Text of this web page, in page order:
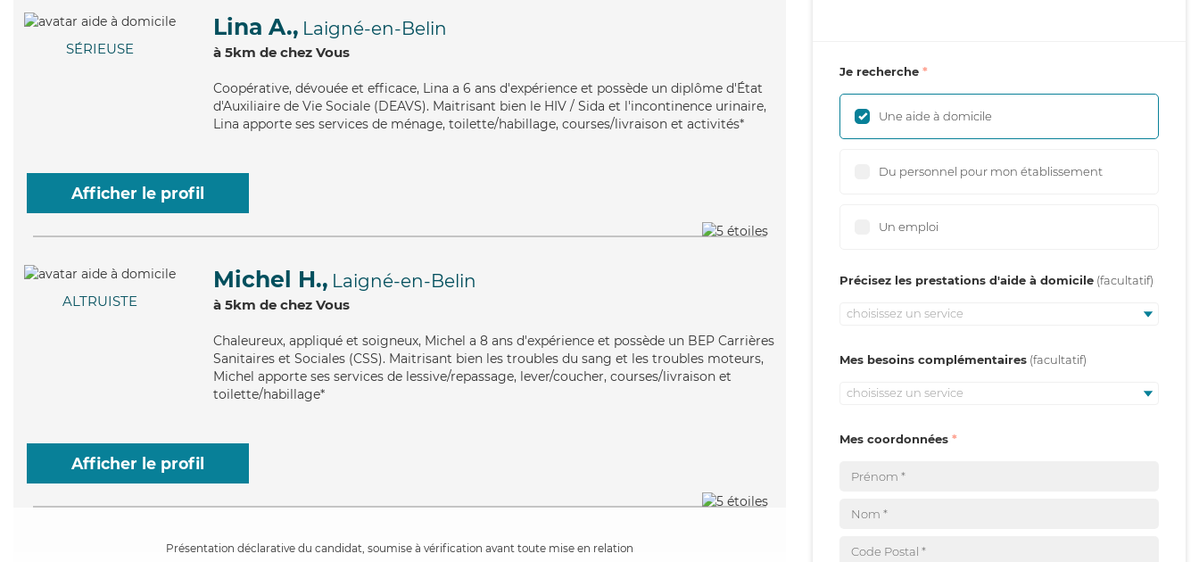
SÉRIEUSE
Lina A., Laigné-en-Belin
à 5km de chez Vous
Coopérative, dévouée et efficace, Lina a 6 ans d'expérience et possède un diplôme d'État
d'Auxiliaire de Vie Sociale (DEAVS). Maitrisant bien le HIV / Sida et l'incontinence urinaire,
Lina apporte ses services de ménage, toilette/habillage, courses/livraison et activités*
Afficher le profil
ALTRUISTE
Michel H., Laigné-en-Belin
à 5km de chez Vous
Chaleureux, appliqué et soigneux, Michel a 8 ans d'expérience et possède un BEP Carrières
Sanitaires et Sociales (CSS). Maitrisant bien les troubles du sang et les troubles moteurs,
Michel apporte ses services de lessive/repassage, lever/coucher, courses/livraison et
toilette/habillage*
Afficher le profil
Présentation déclarative du candidat, soumise à vérification avant toute mise en relation
Je recherche
Une aide à domicile
Du personnel pour mon établissement
Un emploi
Précisez les prestations d'aide à domicile
choisissez un service
Mes besoins complémentaires
choisissez un service
Mes coordonnées